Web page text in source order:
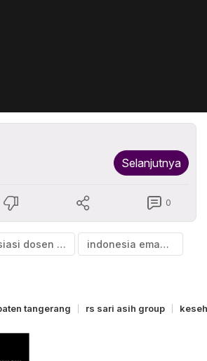
Selanjutnya
0
asosiasi dosen indonesia indonesia emas 20245
tangerang rs sari asih group